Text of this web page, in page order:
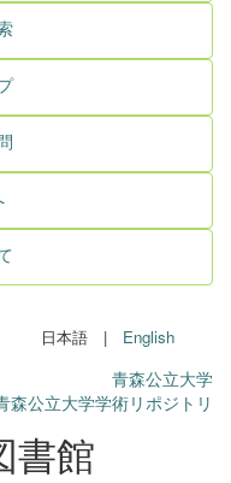
日本語 | English
青森公立大学
森公立大学学術リポジトリ
書館